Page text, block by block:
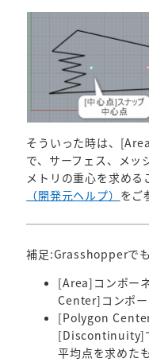
そういった時は、
で、サーフェス、メッ
メトリの重心を求める
（開発元ヘルプ） をご
補足:Grasshopperで
[Area]コンポー
Center]コンポ
[Polygon
[Discontinuity]
平均点を求めた